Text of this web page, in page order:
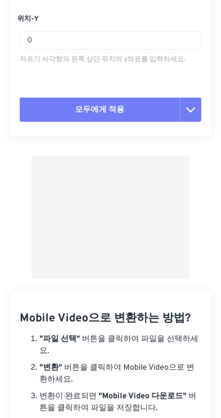
위치-Y
자르기 사각형의 왼쪽 상단 위치의 y좌표를 입력하세요.
모두에게 적용
Mobile Video으로 변환하는 방법?
"파일 선택" 버튼을 클릭하여 파일을 선택하세
요.
"변환" 버튼을 클릭하여 Mobile Video으로 변
환하세요.
변환이 완료되면 "Mobile Video 다운로드" 버
튼을 클릭하여 파일을 저장합니다.